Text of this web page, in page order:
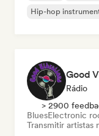
Hip-hop
Good
Rádio
> 2900
BluesElectronic
Transmitir artistas